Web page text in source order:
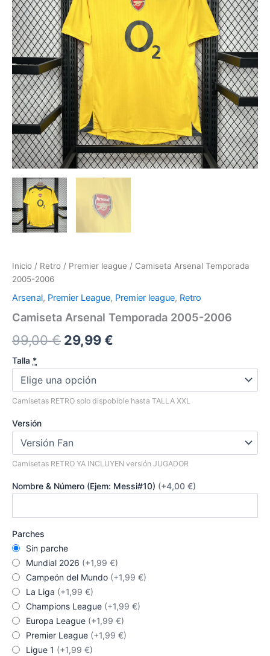
Inicio / Retro / Premier league / Camiseta Arsenal Temporada
2005-2006
Arsenal, Premier League, Premier league, Retro
Camiseta Arsenal Temporada 2005-2006
99,00€ El
original
era:
29,99€
es:
Talla *
Camisetas RETRO solo dispobible hasta TALLA XXL
Versión
Camisetas RETRO YA INCLUYEN versión JUGADOR
Nombre & Número (Ejem: Messi#10) (+4,00 €)
Parches
Sin parche
Mundial 2026 (+1,99 €)
Campeón del Mundo (+1,99 €)
La Liga (+1,99 €)
Champions League (+1,99 €)
Europa League (+1,99 €)
Premier League (+1,99 €)
Ligue 1 (+1,99 €)